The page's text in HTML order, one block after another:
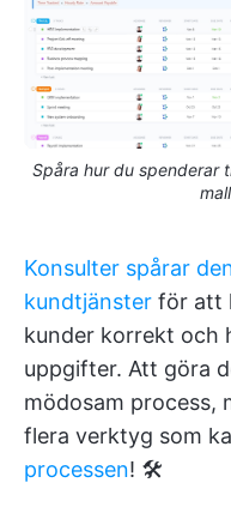
Spåra hur du spenderar
Konsulter spårar
kundtjänster för att
kunder korrekt och
uppgifter. Att göra
mödosam process,
flera verktyg som
processen! 🛠